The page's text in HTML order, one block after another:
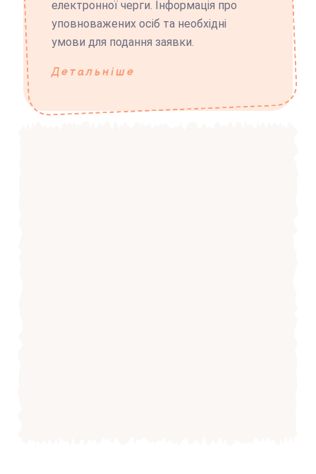
електронної черги. Інформація про
уповноважених осіб та необхідні
умови для подання заявки.
Детальніше